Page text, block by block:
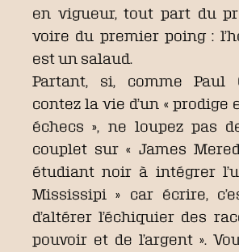
en vigueur, tout part du
voire du premier poing :
est un salaud.
Partant, si, comme Paul
contez la vie d’un « prodige
échecs », ne loupez pas
couplet sur « James
étudiant noir à intégrer
Mississipi » car écrire,
d’altérer l’échiquier des
pouvoir et de l’argent ».